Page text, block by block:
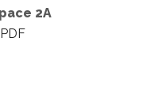
2A